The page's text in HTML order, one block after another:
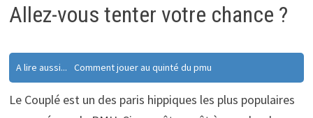
Allez-vous tenter votre chance ?
A lire aussi... Comment jouer au quinté du pmu
Le Couplé est un des paris hippiques les plus populaires